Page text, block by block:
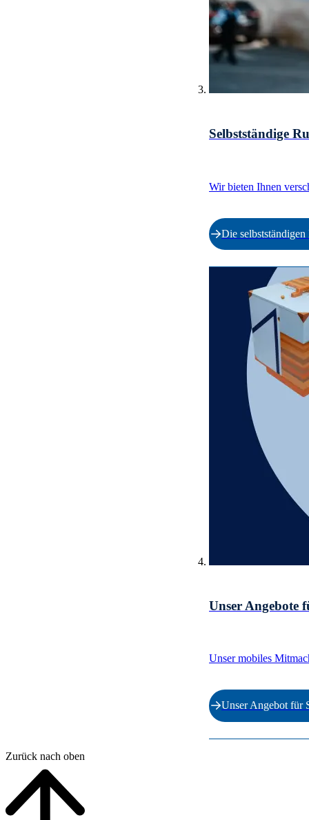
Selbstständige
Wir bieten Ihnen
Die selbstständigen
Unser Angebote
Unser mobiles
Unser Angebot für
Zurück nach oben